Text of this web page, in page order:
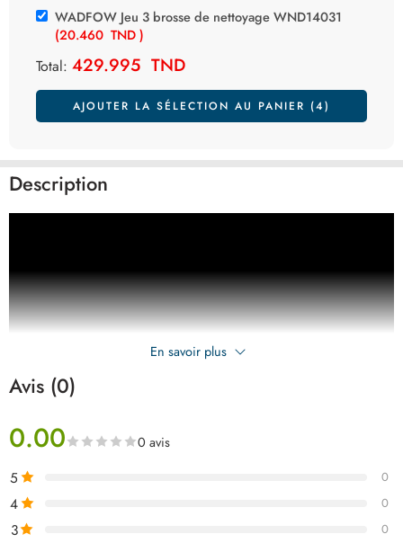
WADFOW Jeu 3 brosse de nettoyage WND14031
(20.460 TND)
Total: 429.995 TND
AJOUTER LA SÉLECTION AU PANIER (4)
Description
En savoir plus
Avis (0)
0.00 0 avis
5 0
4 0
3 0